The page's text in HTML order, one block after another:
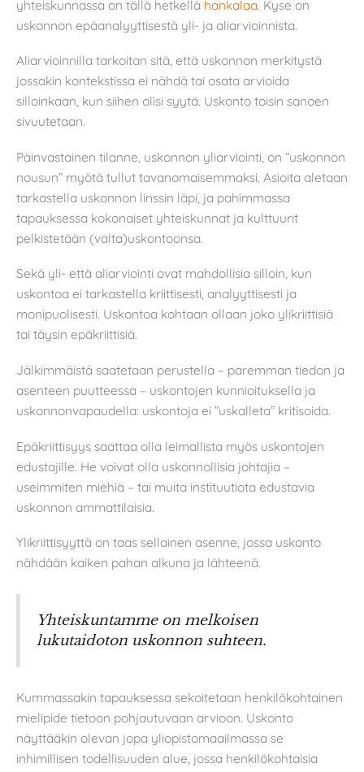
yhteiskunnassa on tällä hetkellä hankalaa. Kyse on
uskonnon epäanalyyttisestä yli- ja aliarvioinnista.
Aliarvioinnilla tarkoitan sitä, että uskonnon merkitystä
jossakin kontekstissa ei nähdä tai osata arvioida
silloinkaan, kun siihen olisi syytä. Uskonto toisin sanoen
sivuutetaan.
Päinvastainen tilanne, uskonnon yliarviointi, on ”uskonnon
nousun” myötä tullut tavanomaisemmaksi. Asioita aletaan
tarkastella uskonnon linssin läpi, ja pahimmassa
tapauksessa kokonaiset yhteiskunnat ja kulttuurit
pelkistetään (valta)uskontoonsa.
Sekä yli- että aliarviointi ovat mahdollisia silloin, kun
uskontoa ei tarkastella kriittisesti, analyyttisesti ja
monipuolisesti. Uskontoa kohtaan ollaan joko ylikriittisiä
tai täysin epäkriittisiä.
Jälkimmäistä saatetaan perustella – paremman tiedon ja
asenteen puutteessa – uskontojen kunnioituksella ja
uskonnonvapaudella: uskontoja ei ”uskalleta” kritisoida.
Epäkriittisyys saattaa olla leimallista myös uskontojen
edustajille. He voivat olla uskonnollisia johtajia –
useimmiten miehiä – tai muita instituutiota edustavia
uskonnon ammattilaisia.
Ylikriittisyyttä on taas sellainen asenne, jossa uskonto
nähdään kaiken pahan alkuna ja lähteenä.
Yhteiskuntamme on melkoisen
lukutaidoton uskonnon suhteen.
Kummassakin tapauksessa sekoitetaan henkilökohtainen
mielipide tietoon pohjautuvaan arvioon. Uskonto
näyttääkin olevan jopa yliopistomaailmassa se
inhimillisen todellisuuden alue, jossa henkilökohtaisia